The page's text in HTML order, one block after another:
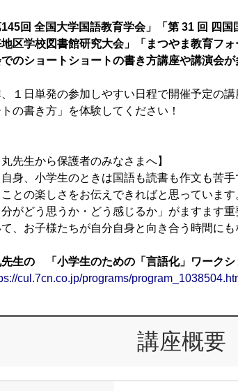
145回 全国大学国語教育学会」「第 31 回 四
区学校図書館研究大会」「まつやま教育フ
のショートショートの書き方講座や講演会が
１日単発の参加しやすい日程で開催予定の
トの書き方」を体験してください！
丸先生から保護者のみなさまへ】
身、小学生のときは国語も読書も作文も苦
との楽しさをお伝えできればと思っています
分がどう思うか・どう感じるか」がますます
、お子様たちが自分自身と向き合う時間にも
先生の 「小学生のための「言語化」ワークシ
cul.7cn.co.jp/programs/
講座概要